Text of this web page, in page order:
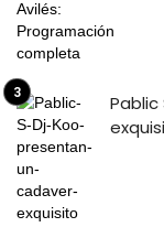
Pablic